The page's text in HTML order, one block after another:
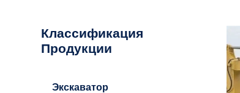
Классификация
Продукции
Экскаватор